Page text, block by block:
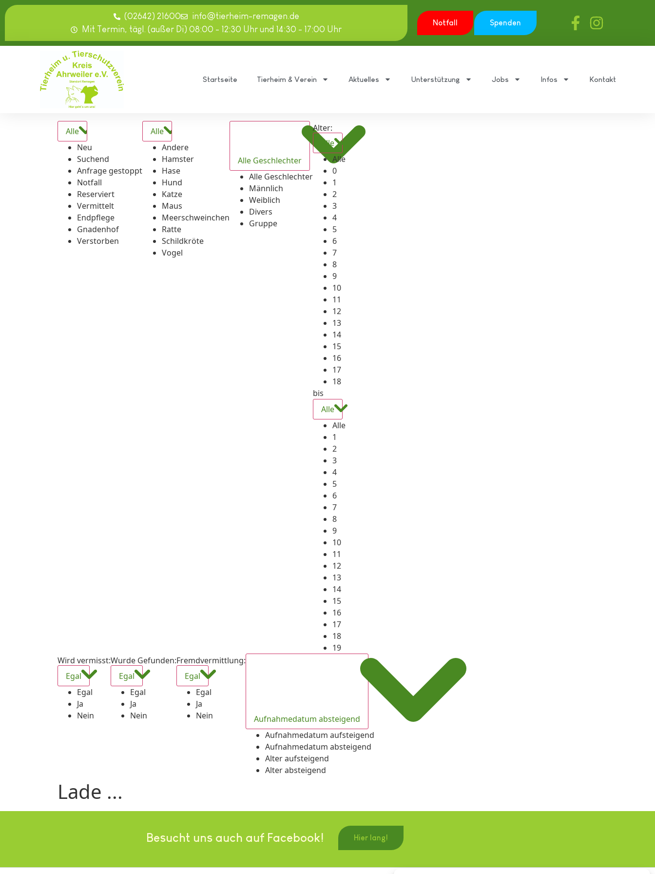
springen
(02642) 21600
info@tierheim-remagen.de
Mit Termin, tägl. (außer Di) 08:00 - 12:30 Uhr und 14:30 - 17:00 Uhr
Notfall Spenden
Startseite Tierheim & Verein Aktuelles Unterstützung Jobs Infos Kontakt
Alle
Neu
Suchend
Anfrage gestoppt
Notfall
Reserviert
Vermittelt
Endpflege
Gnadenhof
Verstorben
Alle
Andere
Hamster
Hase
Hund
Katze
Maus
Meerschweinchen
Ratte
Schildkröte
Vogel
Alle Geschlechter
Alle Geschlechter
Männlich
Weiblich
Divers
Gruppe
Alter:
Alle
Alle
0
1
2
3
4
5
6
7
8
9
10
11
12
13
14
15
16
17
18
bis
Alle
Alle
1
2
3
4
5
6
7
8
9
10
11
12
13
14
15
16
17
18
19
Wird vermisst:
Egal
Egal
Ja
Nein
Wurde Gefunden:
Egal
Egal
Ja
Nein
Fremdvermittlung:
Egal
Egal
Ja
Nein
Aufnahmedatum absteigend
Aufnahmedatum aufsteigend
Aufnahmedatum absteigend
Alter aufsteigend
Alter absteigend
Lade ...
Besucht uns auch auf Facebook! Hier lang!